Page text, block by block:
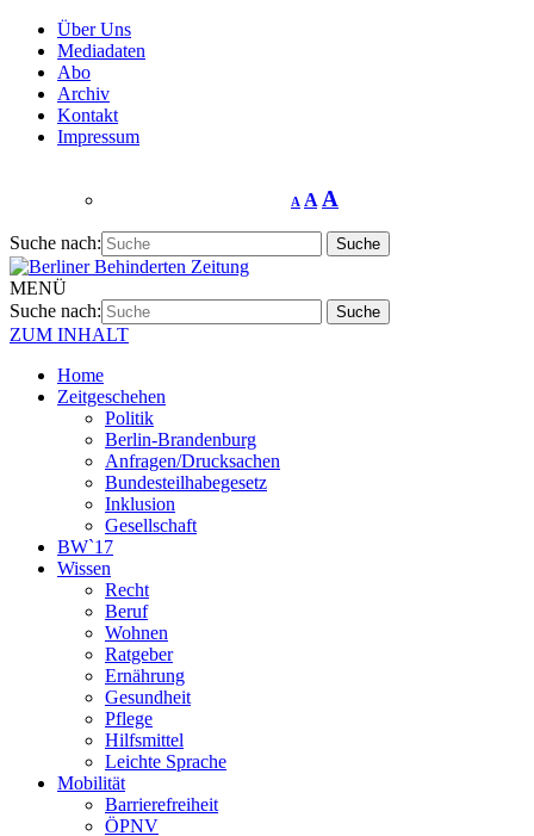
Über Uns
Mediadaten
Abo
Archiv
Kontakt
Impressum
A A A
Suche nach:
MENÜ
Suche nach:
ZUM INHALT
Home
Zeitgeschehen
Politik
Berlin-Brandenburg
Anfragen/Drucksachen
Bundesteilhabegesetz
Inklusion
Gesellschaft
BW`17
Wissen
Recht
Beruf
Wohnen
Ratgeber
Ernährung
Gesundheit
Pflege
Hilfsmittel
Leichte Sprache
Mobilität
Barrierefreiheit
ÖPNV